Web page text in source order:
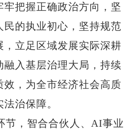
牢把握正确政治方向，坚
民的执业初心，坚持规范
，立足区域发展实际深耕
融入基层治理大局，持续
效，为全市经济社会高质
治保障。
节， 智合合伙人 、 AI事业